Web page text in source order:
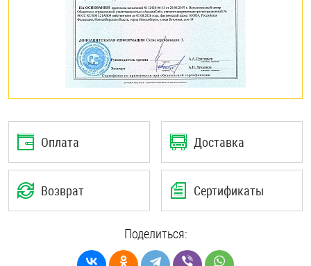
Оплата Доставка
Возврат Сертификаты
Поделиться: